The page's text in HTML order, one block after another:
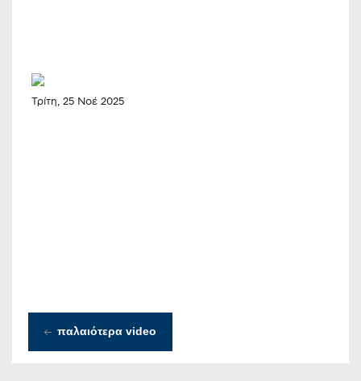
Τρίτη, 25 Νοέ 2025
παλαιότερα video